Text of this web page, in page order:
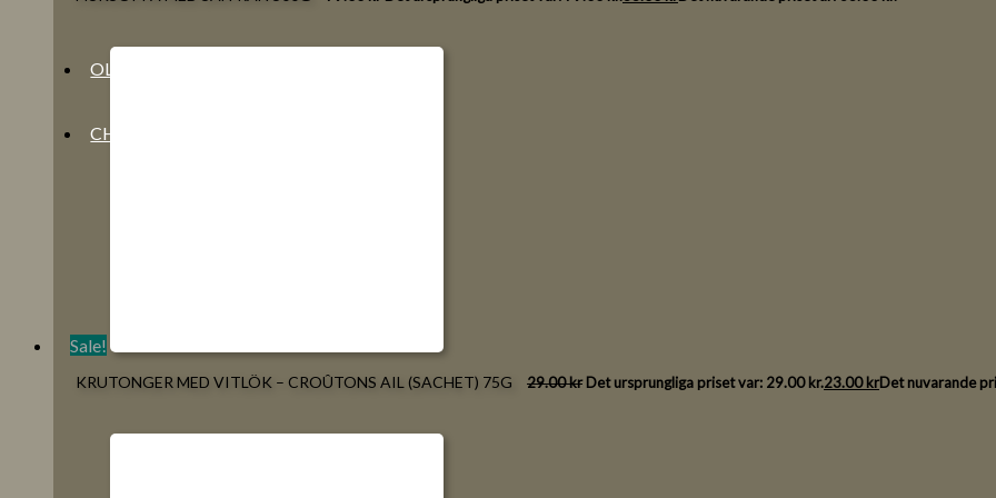
OLJOR
CHARKUTERI
Sale!
KRUTONGER MED VITLÖK – CROÛTONS AIL (SACHET) 75G 29.00kr Det ursprungliga priset var: 29.00 kr.23.00krDet nuvarande